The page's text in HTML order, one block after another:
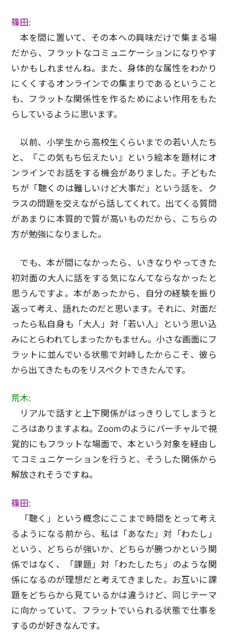
篠田:
本を間に置いて、その本への興味だけで集まる場
だから、フラットなコミュニケーションになりやす
いかもしれませんね。また、身体的な属性をわかり
にくくするオンラインでの集まりであるということ
も、フラットな関係性を作るためによい作用をもた
らしているように思います。
以前、小学生から高校生くらいまでの若い人たち
と、『この気もち伝えたい』という絵本を題材にオ
ンラインでお話をする機会がありました。子どもた
ちが「聴くのは難しいけど大事だ」という話を、ク
ラスの問題を交えながら話してくれて。出てくる質問
があまりに本質的で質が高いものだから、こちらの
方が勉強になりました。
でも、本が間になかったら、いきなりやってきた
初対面の大人に話をする気になんてならなかったと
思うんですよ。本があったから、自分の経験を振り
返って考え、語れたのだと思います。それに、対面だ
ったら私自身も「大人」対「若い人」という思い込
みにとらわれてしまったかもません。小さな画面にフ
ラットに並んでいる状態で対峙したからこそ、彼ら
から出てきたものをリスペクトできたんです。
荒木:
リアルで話すと上下関係がはっきりしてしまうと
ころはありますよね。Zoomのようにバーチャルで視
覚的にもフラットな場面で、本という対象を経由し
てコミュニケーションを行うと、そうした関係から
解放されそうですね。
篠田:
「聴く」という概念にここまで時間をとって考え
るようになる前から、私は「あなた」対「わたし」
という、どちらが強いか、どちらが勝つかという関
係ではなく、「課題」対「わたしたち」のような関
係になるのが理想だと考えてきました。お互いに課
題をどちらから見ているかは違うけど、同じテーマ
に向かっていて、フラットでいられる状態で仕事を
するのが好きなんです。